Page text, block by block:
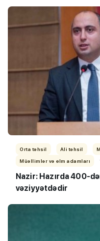
Orta təhsil Ali təhsil
Müəllimlər və elm adamları
Nazir: Hazırda 400-
vəziyyətdədir